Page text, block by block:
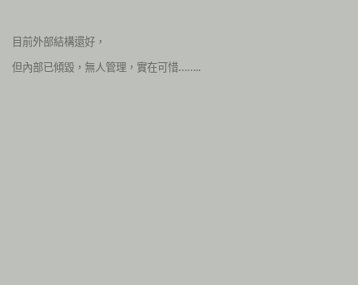
目前外部結構還好，
但內部已傾毀，無人管理，實在可惜……..